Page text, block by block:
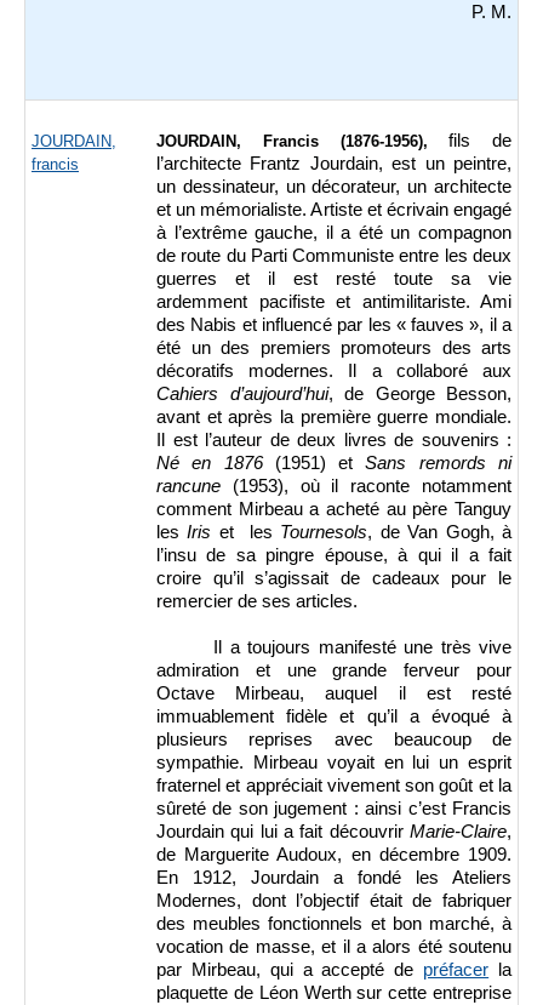
P. M.
JOURDAIN,
francis
JOURDAIN, Francis (1876-1956),
fils de
l’architecte Frantz Jourdain, est un peintre,
un dessinateur, un décorateur, un architecte
et un mémorialiste. Artiste et écrivain engagé
à l’extrême gauche, il a été un compagnon
de route du Parti Communiste entre les deux
guerres et il est resté toute sa vie
ardemment pacifiste et antimilitariste. Ami
des Nabis et influencé par les « fauves », il a
été un des premiers promoteurs des arts
décoratifs modernes. Il a collaboré aux
Cahiers d’aujourd’hui, de George Besson,
avant et après la première guerre mondiale.
Il est l’auteur de deux livres de souvenirs :
Né en 1876(1951) etSans remords ni
rancune (1953), où il raconte notamment
comment Mirbeau a acheté au père Tanguy
lesIris et les Tournesols, de Van Gogh, à
l’insu de sa pingre épouse, à qui il a fait
croire qu’il s’agissait de cadeaux pour le
remercier de ses articles.
Il a toujours manifesté une très vive
admiration et une grande ferveur pour
Octave Mirbeau, auquel il est resté
immuablement fidèle et qu’il a évoqué à
plusieurs reprises avec beaucoup de
sympathie. Mirbeau voyait en lui un esprit
fraternel et appréciait vivement son goût et la
sûreté de son jugement : ainsi c’est Francis
Jourdain qui lui a fait découvrir Marie-Claire,
de Marguerite Audoux, en décembre 1909.
En 1912, Jourdain a fondé les Ateliers
Modernes, dont l’objectif était de fabriquer
des meubles fonctionnels et bon marché, à
vocation de masse, et il a alors été soutenu
par Mirbeau, qui a accepté de préfacer la
plaquette de Léon Werth sur cette entreprise